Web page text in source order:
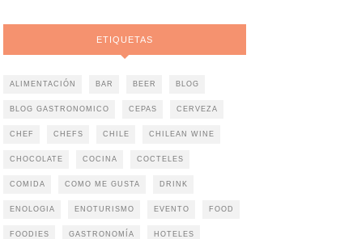
ETIQUETAS
ALIMENTACIÓN BAR BEER BLOG
BLOG GASTRONOMICO CEPAS CERVEZA
CHEF CHEFS CHILE CHILEAN WINE
CHOCOLATE COCINA COCTELES
COMIDA COMO ME GUSTA DRINK
ENOLOGIA ENOTURISMO EVENTO FOOD
FOODIES GASTRONOMÍA HOTELES